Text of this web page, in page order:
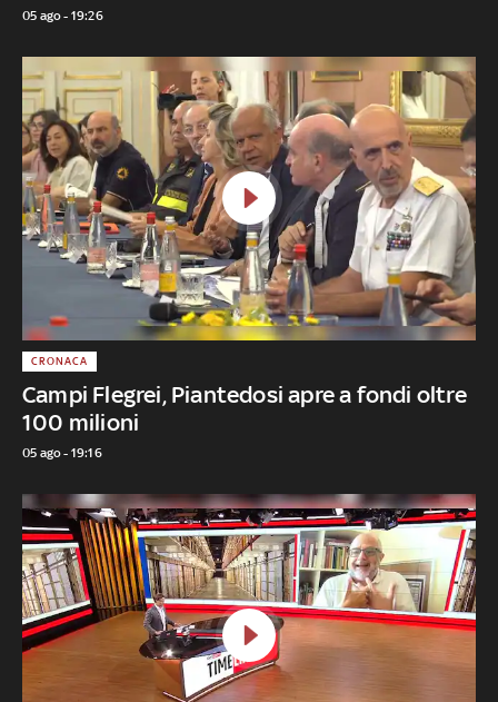
05 ago - 19:26
Campi Flegrei, Piantedosi apre a fondi oltre
100 milioni
CRONACA
05 ago - 19:16